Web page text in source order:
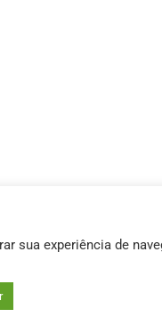
sua experiência de